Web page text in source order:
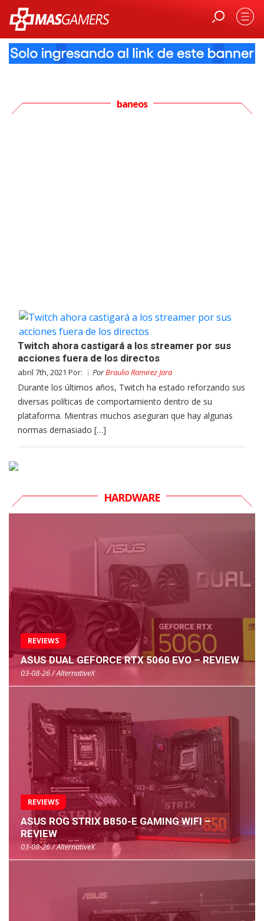
baneos
Twitch ahora castigará a los streamer por sus
acciones fuera de los directos
abril 7th, 2021 Por: PorBraulio Ramirez Jara
Durante los últimos años, Twitch ha estado reforzando sus
diversas políticas de comportamiento dentro de su
plataforma. Mientras muchos aseguran que hay algunas
normas demasiado […]
HARDWARE
REVIEWS
ASUS DUAL GEFORCE RTX 5060 EVO – REVIEW
03-08-26 / AlternativeX
REVIEWS
ASUS ROG STRIX B850-E GAMING WIFI –
REVIEW
03-08-26 / AlternativeX